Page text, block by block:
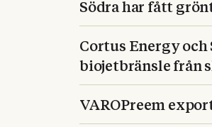
Södra har fått
Cortus Energy
biojetbränsle från
VAROPreem